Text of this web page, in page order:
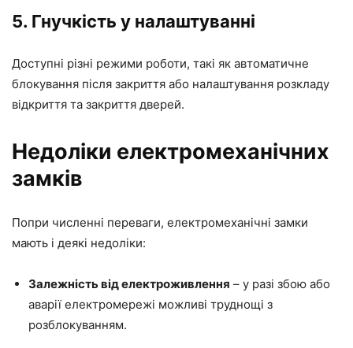
5. Гнучкість у налаштуванні
Доступні різні режими роботи, такі як автоматичне
блокування після закриття або налаштування розкладу
відкриття та закриття дверей.
Недоліки електромеханічних
замків
Попри численні переваги, електромеханічні замки
мають і деякі недоліки:
Залежність від електроживлення – у разі збою або
аварії електромережі можливі труднощі з
розблокуванням.